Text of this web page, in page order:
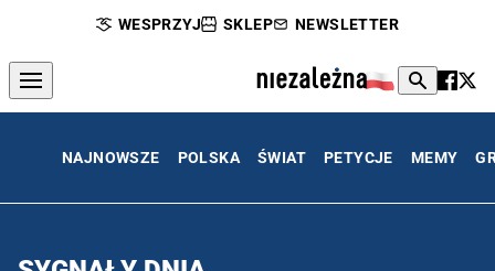
WESPRZYJ SKLEP NEWSLETTER
NAJNOWSZE POLSKA ŚWIAT PETYCJE MEMY